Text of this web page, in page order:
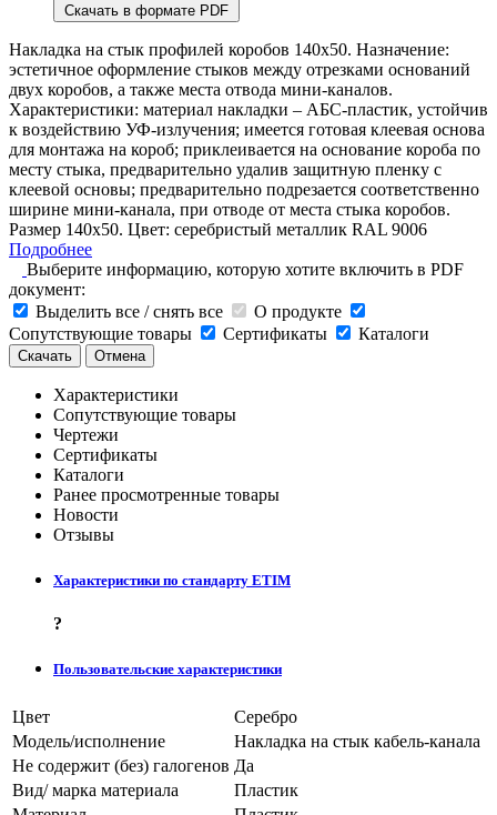
Скачать в формате PDF
Накладка на стык профилей коробов 140х50. Назначение:
эстетичное оформление стыков между отрезками оснований
двух коробов, а также места отвода мини-каналов.
Характеристики: материал накладки – АБС-пластик, устойчив
к воздействию УФ-излучения; имеется готовая клеевая основа
для монтажа на короб; приклеивается на основание короба по
месту стыка, предварительно удалив защитную пленку с
клеевой основы; предварительно подрезается соответственно
ширине мини-канала, при отводе от места стыка коробов.
Размер 140х50. Цвет: серебристый металлик RAL 9006
Подробнее
Выберите информацию, которую хотите включить в PDF
документ:
Выделить все / снять все
О продукте
Сопутствующие товары
Сертификаты Каталоги
Скачать Отмена
Характеристики
Сопутствующие товары
Чертежи
Сертификаты
Каталоги
Ранее просмотренные товары
Новости
Отзывы
Характеристики по стандарту ETIM
?
Пользовательские характеристики
Цвет
Серебро
Модель/исполнение
Накладка на стык кабель-канала
Не содержит (без) галогенов Да
Вид/ марка материала
Пластик